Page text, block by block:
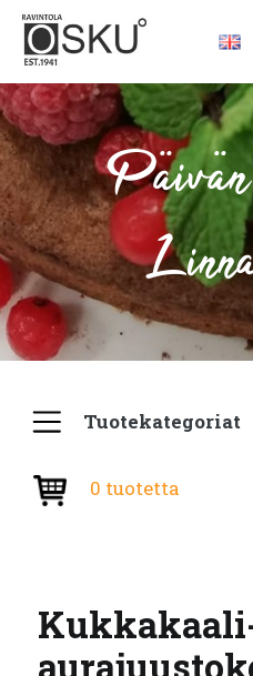
Tuotekategoriat
0 tuotetta